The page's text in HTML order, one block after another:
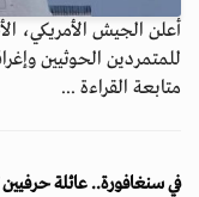
أعلن الجيش الأمريكي،
للمتمردين الحوثيين
متابعة القراءة ...
في سنغافورة.. عائلة